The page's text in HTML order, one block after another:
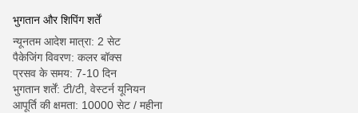
भुगतान और शिपिंग शर्तें
न्यूनतम आदेश मात्रा: 2 सेट
पैकेजिंग विवरण: कलर बॉक्स
प्रसव के समय: 7-10 दिन
भुगतान शर्तें: टी/टी, वेस्टर्न यूनियन
आपूर्ति की क्षमता: 10000 सेट / महीना